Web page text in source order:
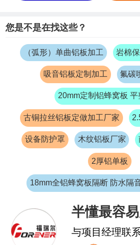
您是不是在找这些？
（弧形）单曲铝板加工 岩棉
吸音铝板定制加工 氟碳
20mm定制铝蜂窝板 平
古铜拉丝铝板定做加工厂家
设备防护罩 木纹铝板厂家
2厚铝单板
18mm全铝蜂窝板隔断 防水隔
半懂最容
与项目经理联